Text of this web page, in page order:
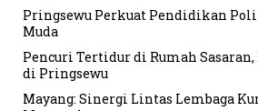
Pringsewu Perkuat Pendidikan
Muda
Pencuri Tertidur di Rumah
di Pringsewu
Mayang: Sinergi Lintas Lembaga